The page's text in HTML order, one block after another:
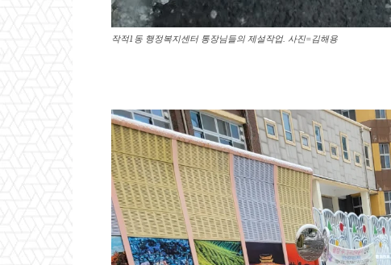
작적1동 행정복지센터 통장님들의 제설작업. 사진=김해용